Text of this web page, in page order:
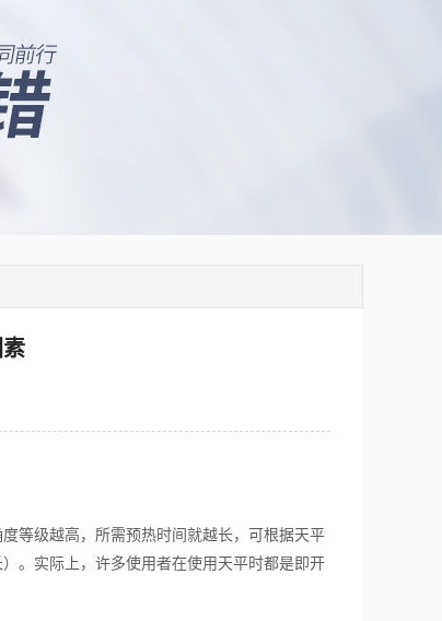
等级越高，所需预热时间就越长，可根据天平
。实际上，许多使用者在使用天平时都是即开